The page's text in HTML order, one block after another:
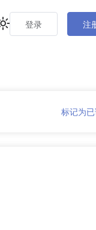
登录 注
标记为